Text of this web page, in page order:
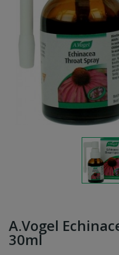
A.Vogel
30ml